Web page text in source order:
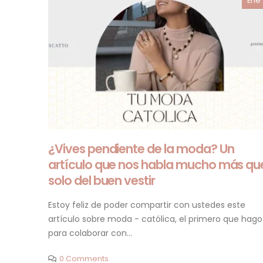
¿Vives pendiente de la moda? Un
artículo que nos habla mucho más
solo del buen vestir
Estoy feliz de poder compartir con ustedes este
artículo sobre moda - católica, el primero que hago
para colaborar con...
0 Comments